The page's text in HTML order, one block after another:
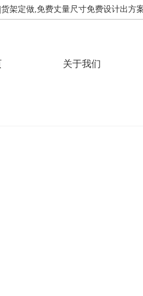
架定做,免费丈量尺寸免费设计出方
关于我们